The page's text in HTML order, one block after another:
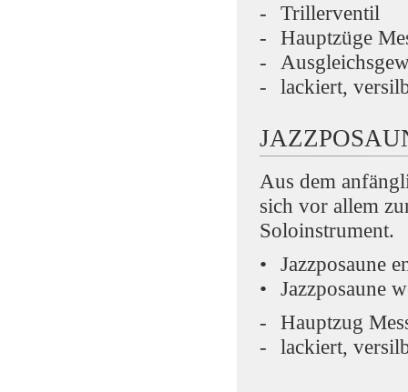
Trillerventil
Hauptzüge
lackiert,
Aus dem
sich vor allem
Soloinstrument.
Jazzposaune
Jazzposaune
Hauptzug
lackiert,